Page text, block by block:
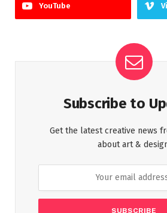
YouTube
Subscribe to
Get the latest creative news
about art &